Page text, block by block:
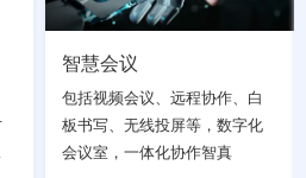
智慧会议
包括视频会议、远程协作、白
板书写、无线投屏等，数字化
会议室，一体化协作智真